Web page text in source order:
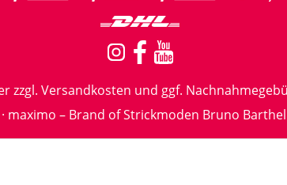
zzgl. Versandkosten und ggf.
maximo – Brand of Strickmoden Bruno Barthel